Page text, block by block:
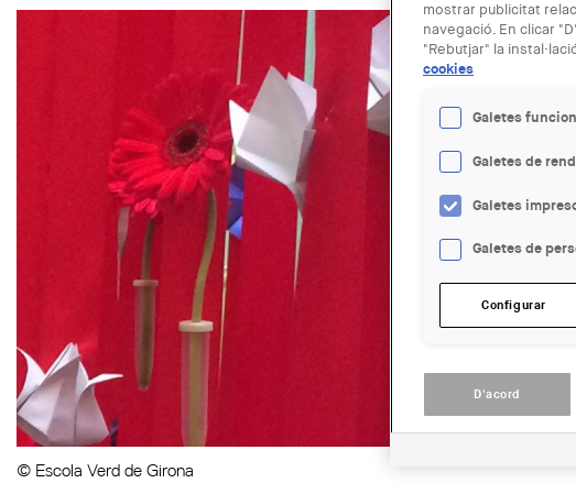
© Escola Verd de Girona
mostrar publicitat
navegació. En clicar
"Rebutjar" la
cookies
Galetes
Galetes de
Galetes
Galetes de
Configurar
D'acord